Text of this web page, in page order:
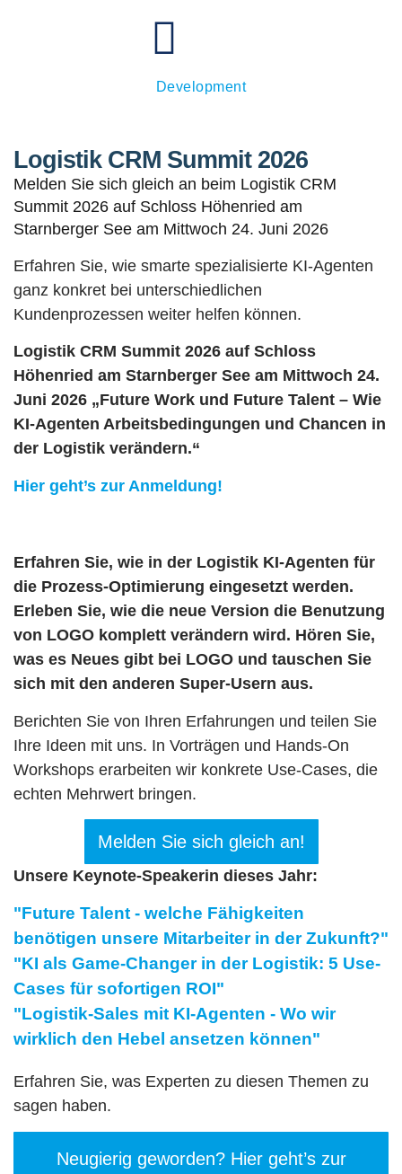
Development
Logistik CRM Summit 2026
Melden Sie sich gleich an beim Logistik CRM
Summit 2026 auf Schloss Höhenried am
Starnberger See am Mittwoch 24. Juni 2026
Erfahren Sie, wie smarte spezialisierte KI-Agenten
ganz konkret bei unterschiedlichen
Kundenprozessen weiter helfen können.
Logistik CRM Summit 2026 auf Schloss
Höhenried am Starnberger See am Mittwoch 24.
Juni 2026 „Future Work und Future Talent – Wie
KI-Agenten Arbeitsbedingungen und Chancen in
der Logistik verändern.“
Hier geht’s zur Anmeldung!
Erfahren Sie, wie in der Logistik KI-Agenten für
die Prozess-Optimierung eingesetzt werden.
Erleben Sie, wie die neue Version die Benutzung
von LOGO komplett verändern wird. Hören Sie,
was es Neues gibt bei LOGO und tauschen Sie
sich mit den anderen Super-Usern aus.
Berichten Sie von Ihren Erfahrungen und teilen Sie
Ihre Ideen mit uns. In Vorträgen und Hands-On
Workshops erarbeiten wir konkrete Use-Cases, die
echten Mehrwert bringen.
Melden Sie sich gleich an!
Unsere Keynote-Speakerin dieses Jahr:
"Future Talent - welche Fähigkeiten
benötigen unsere Mitarbeiter in der Zukunft?"
"KI als Game-Changer in der Logistik: 5 Use-
Cases für sofortigen ROI"
"Logistik-Sales mit KI-Agenten - Wo wir
wirklich den Hebel ansetzen können"
Erfahren Sie, was Experten zu diesen Themen zu
sagen haben.
Neugierig geworden? Hier geht’s zur